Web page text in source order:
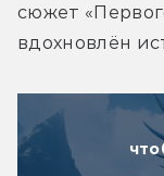
сюжет
вдохновлён